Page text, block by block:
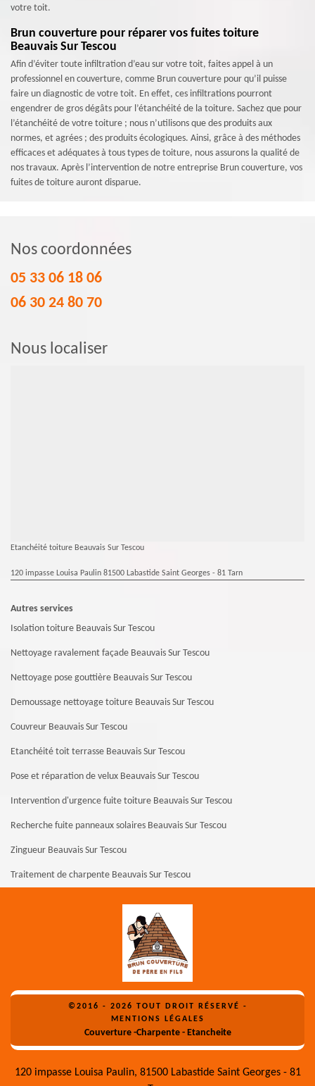
votre toit.
Brun couverture pour réparer vos fuites toiture
Beauvais Sur Tescou
Afin d’éviter toute infiltration d’eau sur votre toit, faites appel à un
professionnel en couverture, comme Brun couverture pour qu’il puisse
faire un diagnostic de votre toit. En effet, ces infiltrations pourront
engendrer de gros dégâts pour l’étanchéité de la toiture. Sachez que pour
l’étanchéité de votre toiture ; nous n’utilisons que des produits aux
normes, et agrées ; des produits écologiques. Ainsi, grâce à des méthodes
efficaces et adéquates à tous types de toiture, nous assurons la qualité de
nos travaux. Après l’intervention de notre entreprise Brun couverture, vos
fuites de toiture auront disparue.
Nos coordonnées
05 33 06 18 06
06 30 24 80 70
Nous localiser
Etanchéité toiture Beauvais Sur Tescou
120 impasse Louisa Paulin 81500 Labastide Saint Georges - 81 Tarn
Autres services
Isolation toiture Beauvais Sur Tescou
Nettoyage ravalement façade Beauvais Sur Tescou
Nettoyage pose gouttière Beauvais Sur Tescou
Demoussage nettoyage toiture Beauvais Sur Tescou
Couvreur Beauvais Sur Tescou
Etanchéité toit terrasse Beauvais Sur Tescou
Pose et réparation de velux Beauvais Sur Tescou
Intervention d'urgence fuite toiture Beauvais Sur Tescou
Recherche fuite panneaux solaires Beauvais Sur Tescou
Zingueur Beauvais Sur Tescou
Traitement de charpente Beauvais Sur Tescou
©2016 - 2026 TOUT DROIT RÉSERVÉ -
MENTIONS LÉGALES
Couverture -Charpente - Etancheite
120 impasse Louisa Paulin, 81500 Labastide Saint Georges - 81